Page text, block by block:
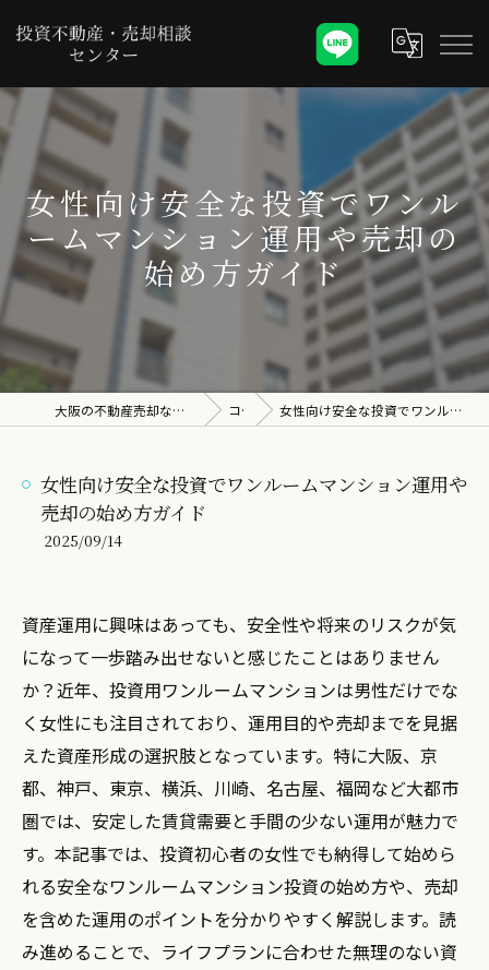
女性向け安全な投資でワンル
ームマンション運用や売却の
始め方ガイド
大阪の不動産売却なら投資不動産・売却相談センター コラム 女性向け安全な投資でワンルームマンション運用や売却の始め方ガイド
女性向け安全な投資でワンルームマンション運用や
売却の始め方ガイド
2025/09/14
資産運用に興味はあっても、安全性や将来のリスクが気
になって一歩踏み出せないと感じたことはありません
か？近年、投資用ワンルームマンションは男性だけでな
く女性にも注目されており、運用目的や売却までを見据
えた資産形成の選択肢となっています。特に大阪、京
都、神戸、東京、横浜、川崎、名古屋、福岡など大都市
圏では、安定した賃貸需要と手間の少ない運用が魅力で
す。本記事では、投資初心者の女性でも納得して始めら
れる安全なワンルームマンション投資の始め方や、売却
を含めた運用のポイントを分かりやすく解説します。読
み進めることで、ライフプランに合わせた無理のない資